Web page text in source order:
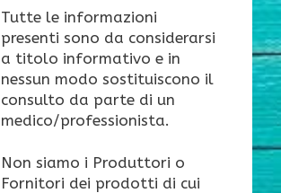
Tutte le informazioni
presenti sono da considerarsi
a titolo informativo e in
nessun modo sostituiscono il
consulto da parte di un
medico/professionista.
Non siamo i Produttori o
Fornitori dei prodotti di cui